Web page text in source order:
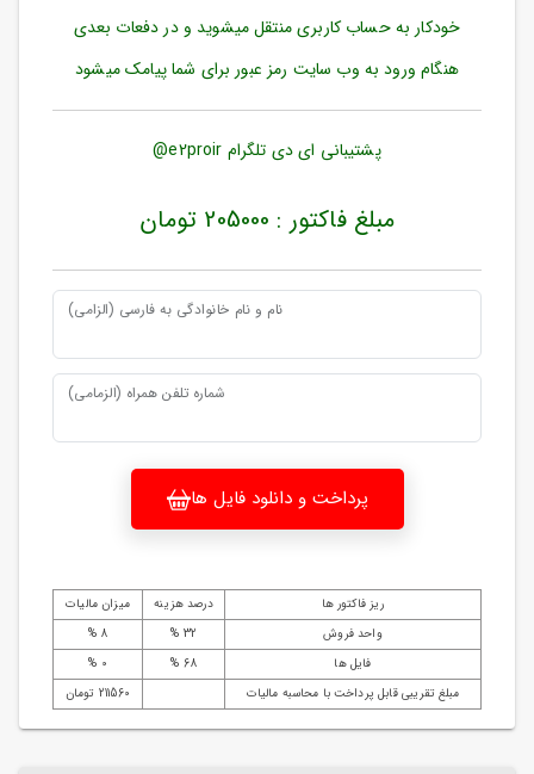
مندی
ها
خودکار به حساب کاربری منتقل میشوید و در دفعات بعدی
هنگام ورود به وب سایت رمز عبور برای شما پیامک میشود
پشتیبانی ای دی تلگرام e2proir@
مبلغ فاکتور : 205000 تومان
نام و نام خانوادگی به فارسی (الزامی)
شماره تلفن همراه (الزمامی)
پرداخت و دانلود فایل ها
ریز فاکتور ها درصد هزینه
میزان مالیات
واحد فروش
32 %
8 %
فایل ها
68 %
0 %
مبلغ تقریبی قابل پرداخت با محاسبه مالیات
211560 تومان